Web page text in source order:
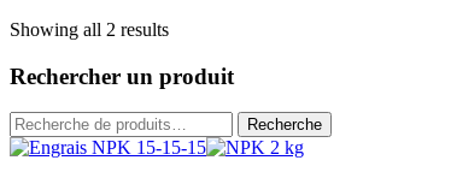
Showing all 2 resultsTrié
plus
au
plus
ancien
Rechercher un produit
Recherche
pour :
Recherche